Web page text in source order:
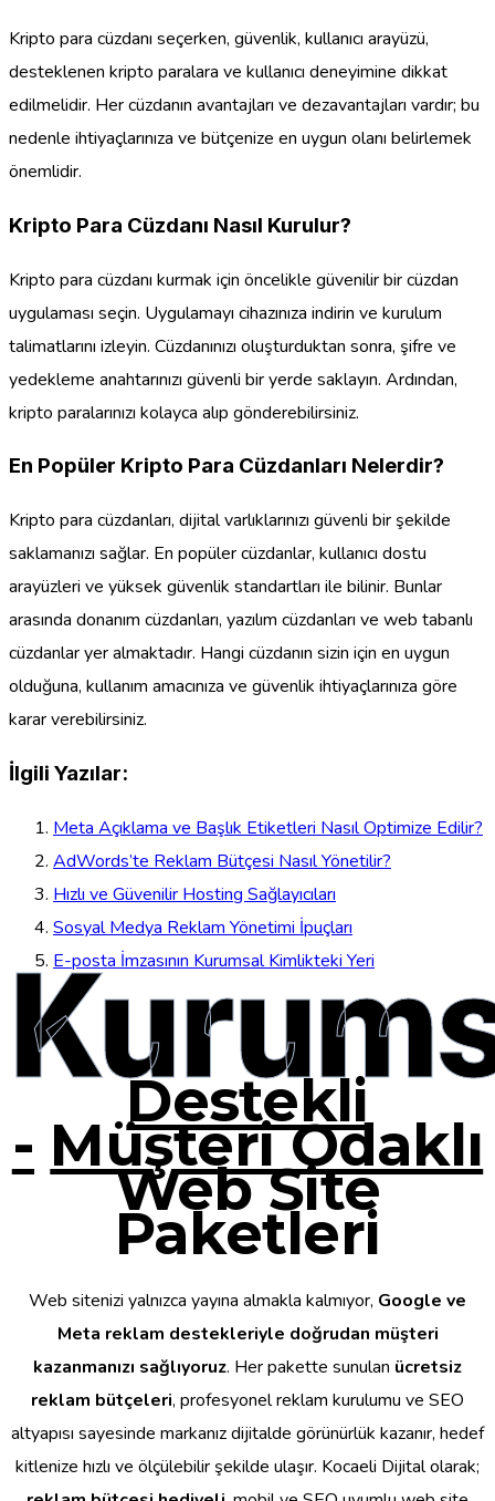
Kripto para cüzdanı seçerken, güvenlik, kullanıcı arayüzü,
desteklenen kripto paralara ve kullanıcı deneyimine dikkat
edilmelidir. Her cüzdanın avantajları ve dezavantajları vardır; bu
nedenle ihtiyaçlarınıza ve bütçenize en uygun olanı belirlemek
önemlidir.
Kripto Para Cüzdanı Nasıl Kurulur?
Kripto para cüzdanı kurmak için öncelikle güvenilir bir cüzdan
uygulaması seçin. Uygulamayı cihazınıza indirin ve kurulum
talimatlarını izleyin. Cüzdanınızı oluşturduktan sonra, şifre ve
yedekleme anahtarınızı güvenli bir yerde saklayın. Ardından,
kripto paralarınızı kolayca alıp gönderebilirsiniz.
En Popüler Kripto Para Cüzdanları Nelerdir?
Kripto para cüzdanları, dijital varlıklarınızı güvenli bir şekilde
saklamanızı sağlar. En popüler cüzdanlar, kullanıcı dostu
arayüzleri ve yüksek güvenlik standartları ile bilinir. Bunlar
arasında donanım cüzdanları, yazılım cüzdanları ve web tabanlı
cüzdanlar yer almaktadır. Hangi cüzdanın sizin için en uygun
olduğuna, kullanım amacınıza ve güvenlik ihtiyaçlarınıza göre
karar verebilirsiniz.
İlgili Yazılar:
Meta Açıklama ve Başlık Etiketleri Nasıl Optimize Edilir?
AdWords’te Reklam Bütçesi Nasıl Yönetilir?
Hızlı ve Güvenilir Hosting Sağlayıcıları
Sosyal Medya Reklam Yönetimi İpuçları
E-posta İmzasının Kurumsal Kimlikteki Yeri
Destekli
- Müşteri Odaklı
Web Site
Paketleri
Web sitenizi yalnızca yayına almakla kalmıyor, Google ve
Meta reklam destekleriyle doğrudan müşteri
kazanmanızı sağlıyoruz. Her pakette sunulan ücretsiz
reklam bütçeleri, profesyonel reklam kurulumu ve SEO
altyapısı sayesinde markanız dijitalde görünürlük kazanır, hedef
kitlenize hızlı ve ölçülebilir şekilde ulaşır. Kocaeli Dijital olarak;